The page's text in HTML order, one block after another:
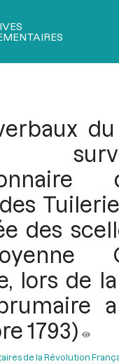
des
lors de
1793)
de la Révolution